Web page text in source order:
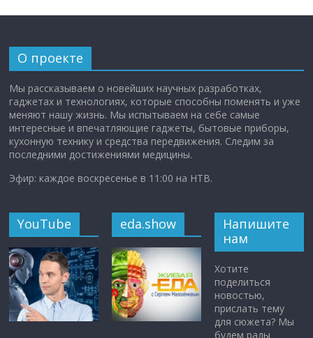
О проекте
Мы рассказываем о новейших научных разработках,
гаджетах и технологиях, которые способны поменять и уже
меняют нашу жизнь. Мы испытываем на себе самые
интересные и впечатляющие гаджеты, бытовые приборы,
кухонную технику и средства передвижения. Следим за
последними достижениями медицины.
Эфир: каждое воскресенье в 11:00 на НТВ.
YouTube eda.show
Напишите
нам
Хотите
поделиться
новостью,
прислать тему
для сюжета? Мы
будем рады